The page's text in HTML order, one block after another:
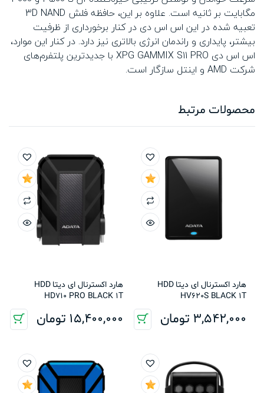
مگابایت بر ثانیه است. علاوه بر این، حافظه فلش 3D NAND
تعبیه شده در این اس اس دی در کنار برخورداری از ظرفیت
بیشتر، پایداری و راندمان انرژی بالاتری نیز دارد. در کنار این موارد،
اس اس دی XPG GAMMIX S11 PRO با جدیدترین پلتفرم‌های
شرکت AMD و اینتل سازگار است.
محصولات مرتبط
هارد اکسترنال ای دیتا HDD
HV620S BLACK 1T
3,542,000 تومان
هارد اکسترنال ای دیتا HDD
HD710 PRO BLACK 1T
15,400,000 تومان